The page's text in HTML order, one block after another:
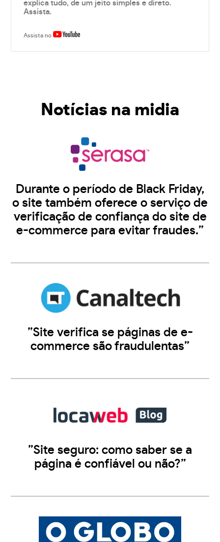
explica tudo, de um jeito simples e direto.
Assista.
Assista no
Notícias na midia
Durante o período de Black Friday,
o site também oferece o serviço de
verificação de confiança do site de
e-commerce para evitar fraudes.”
”Site verifica se páginas de e-
commerce são fraudulentas”
”Site seguro: como saber se a
página é confiável ou não?”